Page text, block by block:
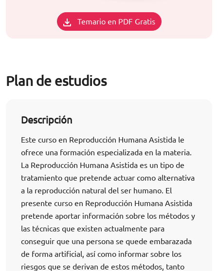
Temario en PDF Gratis
Plan de estudios
Descripción
Este curso en Reproducción Humana Asistida le
ofrece una formación especializada en la materia.
La Reproducción Humana Asistida es un tipo de
tratamiento que pretende actuar como alternativa
a la reproducción natural del ser humano. El
presente curso en Reproducción Humana Asistida
pretende aportar información sobre los métodos y
las técnicas que existen actualmente para
conseguir que una persona se quede embarazada
de forma artificial, así como informar sobre los
riesgos que se derivan de estos métodos, tanto